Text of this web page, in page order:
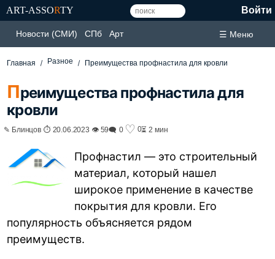
ART-ASSORTY Войти
Новости (СМИ) СПб Арт ☰ Меню
Главная Разное Преимущества профнастила для кровли
Преимущества профнастила для
кровли
✎ Блинцов ⏱ 20.06.2023 👁 59🗨 0 ♡ 0⏳ 2 мин
Профнастил — это строительный
материал, который нашел
широкое применение в качестве
покрытия для кровли. Его
популярность объясняется рядом
преимуществ.